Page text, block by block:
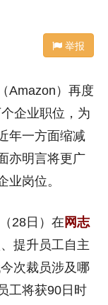
举报
Amazon）再度
企业职位，为
年一方面缩减
亦明言将更广
业岗位。
28日）在网志
提升员工自主
次裁员涉及哪
工将获90日时